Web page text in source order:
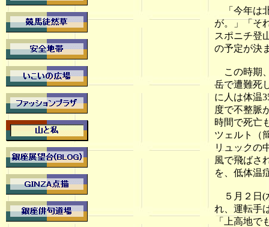
「今年は
が。」「そ
スポニチ登
の予定が決
この時期
岳で遭難死
に人は体温
度で不整脈
時間で死亡
ツェルト（
リュックの
風で飛ばさ
を、低体温
５月２日(
れ、運転手
「上高地